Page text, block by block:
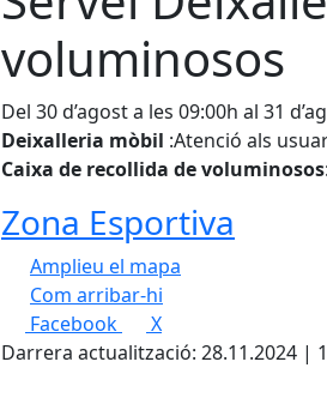
voluminosos
Del 30 d’agost a les 09:00h al 31
Deixalleria mòbil :Atenció als
Caixa de recollida de voluminosos
Zona Esportiva
Amplieu el mapa
Com arribar-hi
+
Facebook
X
Darrera actualització: 28.11.2024 |